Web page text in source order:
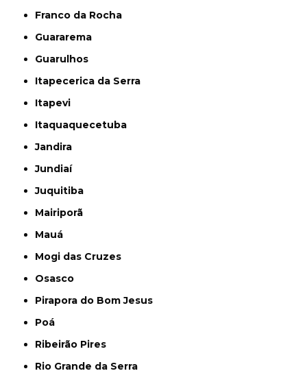
Franco da Rocha
Guararema
Guarulhos
Itapecerica da Serra
Itapevi
Itaquaquecetuba
Jandira
Jundiaí
Juquitiba
Mairiporã
Mauá
Mogi das Cruzes
Osasco
Pirapora do Bom Jesus
Poá
Ribeirão Pires
Rio Grande da Serra